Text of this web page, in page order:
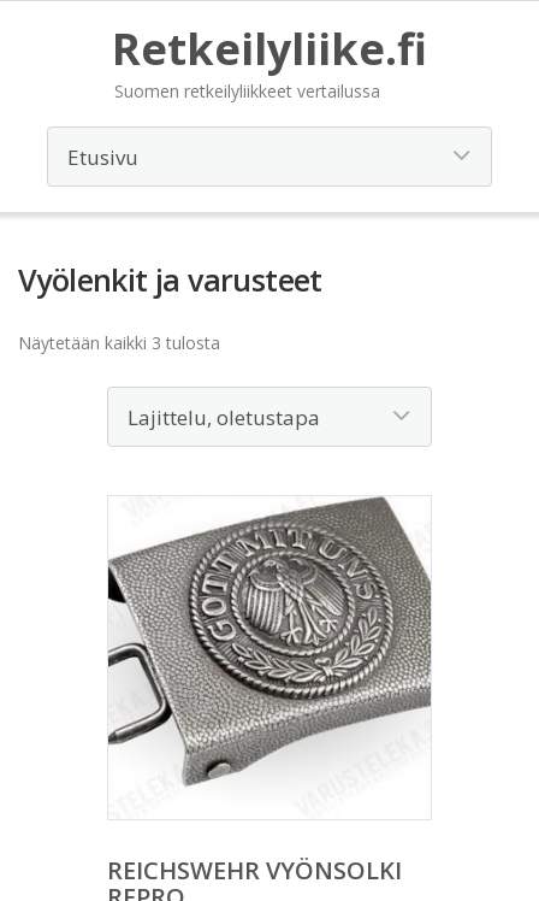
Retkeilyliike.fi
Suomen retkeilyliikkeet vertailussa
Vyölenkit ja varusteet
Näytetään kaikki 3 tulosta
REICHSWEHR VYÖNSOLKI